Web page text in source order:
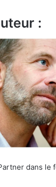
:
dans le